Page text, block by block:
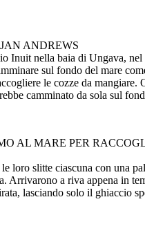
ANDREWS
Inuit nella baia di Ungava, nel
sul fondo del mare
le cozze da mangiare.
camminato da sola sul
AL MARE PER
loro slitte ciascuna con una
Arrivarono a riva appena in
lasciando solo il ghiaccio